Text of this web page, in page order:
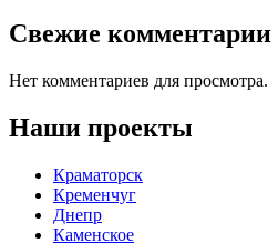
Свежие комментарии
Нет комментариев для просмотра.
Наши проекты
Краматорск
Кременчуг
Днепр
Каменское